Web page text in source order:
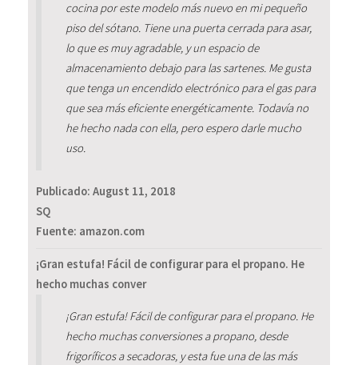
cocina por este modelo más nuevo en mi pequeño
piso del sótano. Tiene una puerta cerrada para asar,
lo que es muy agradable, y un espacio de
almacenamiento debajo para las sartenes. Me gusta
que tenga un encendido electrónico para el gas para
que sea más eficiente energéticamente. Todavía no
he hecho nada con ella, pero espero darle mucho
uso.
Publicado: August 11, 2018
SQ
Fuente: amazon.com
¡Gran estufa! Fácil de configurar para el propano. He
hecho muchas conver
¡Gran estufa! Fácil de configurar para el propano. He
hecho muchas conversiones a propano, desde
frigoríficos a secadoras, y esta fue una de las más